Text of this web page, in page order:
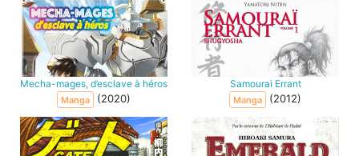
Mecha-mages, d’esclave à héros
Manga (2020)
Samourai Errant
Manga (2012)